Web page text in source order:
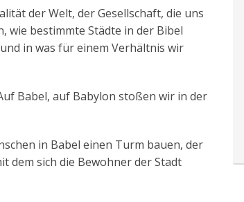
der Welt, der Gesellschaft, die uns
wie bestimmte Städte in der Bibel
in was für einem Verhältnis wir
Babel, auf Babylon stoßen wir in der
in Babel einen Turm bauen, der
dem sich die Bewohner der Stadt